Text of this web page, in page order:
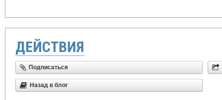
ДЕЙСТВИЯ
Подписаться
Назад в блог